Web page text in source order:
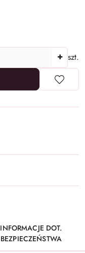
szt.
INFORMACJE DOT.
BEZPIECZEŃSTWA